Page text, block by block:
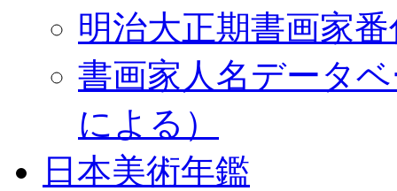
明治大正期書画家
書画家人名データ
による）
日本美術年鑑